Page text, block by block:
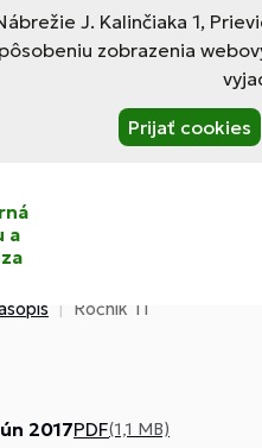
J. Kalinčiaka 1,
zobrazenia
Prijať cookies
a
Ročník 11
2017PDF(1,1 MB)